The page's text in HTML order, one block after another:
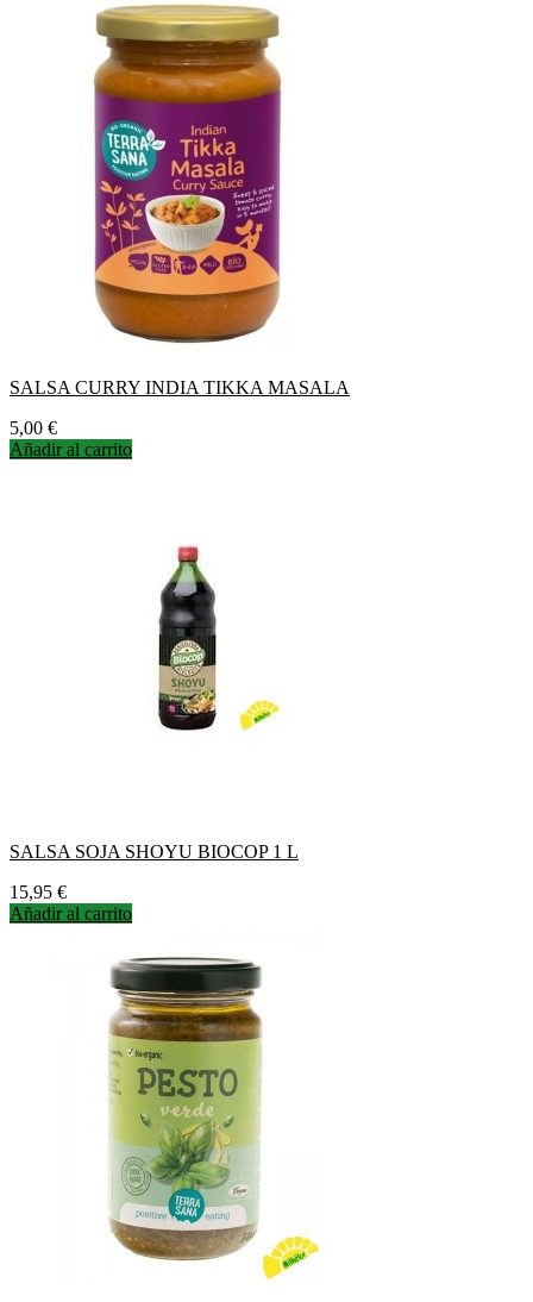
SALSA CURRY INDIA TIKKA MASALA
Precio
5,00 €
Añadir al carrito
SALSA SOJA SHOYU BIOCOP 1 L
Precio
15,95 €
Añadir al carrito